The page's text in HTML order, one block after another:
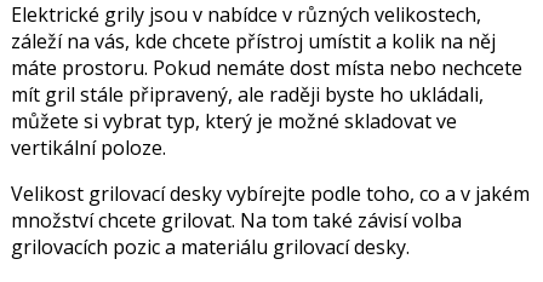
Elektrické grily jsou v nabídce v různých velikostech,
záleží na vás, kde chcete přístroj umístit a kolik na něj
máte prostoru. Pokud nemáte dost místa nebo nechcete
mít gril stále připravený, ale raději byste ho ukládali,
můžete si vybrat typ, který je možné skladovat ve
vertikální poloze.
Velikost grilovací desky vybírejte podle toho, co a v jakém
množství chcete grilovat. Na tom také závisí volba
grilovacích pozic a materiálu grilovací desky.